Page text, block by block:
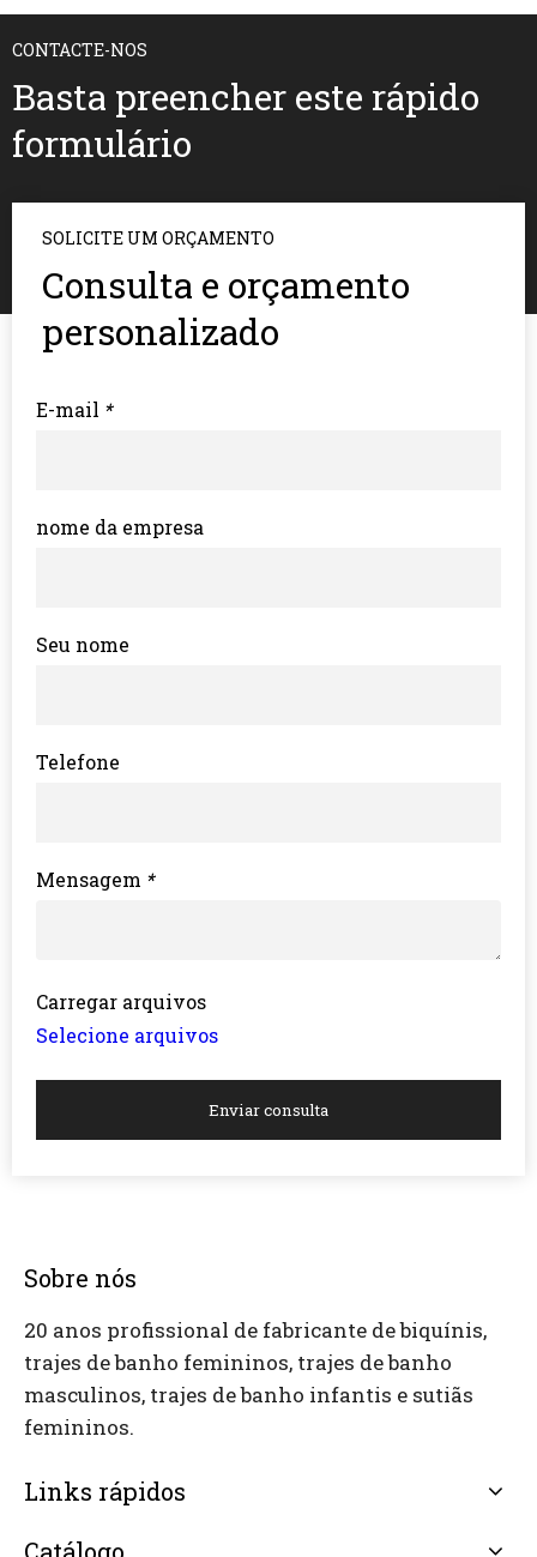
CONTACTE-NOS
Basta preencher este rápido
formulário
SOLICITE UM ORÇAMENTO
Consulta e orçamento
personalizado
*
E-mail
nome da empresa
Seu nome
Telefone
*
Mensagem
Carregar arquivos
Selecione arquivos
Enviar consulta
Sobre nós
20 anos profissional de fabricante de biquínis,
trajes de banho femininos, trajes de banho
masculinos, trajes de banho infantis e sutiãs
femininos.
Links rápidos